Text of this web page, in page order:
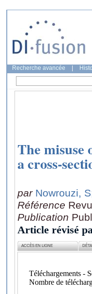
Recherche avancée
The misuse
a cross-
par Nowrouzi, S
Référence
Publication
Article révisé
ACCÈS EN LIGNE